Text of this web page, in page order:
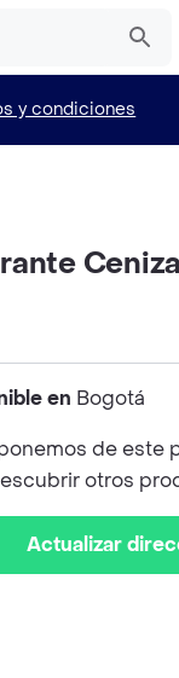
y condiciones
en Bogotá
de este
otros
Actualizar